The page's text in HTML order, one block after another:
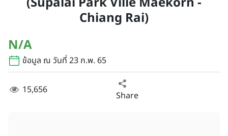
Chiang Rai)
N/A
ข้อมูล ณ วันที่ 23 ก.พ. 65
15,656 Share